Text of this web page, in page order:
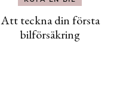
Att teckna din första
bilförsäkring